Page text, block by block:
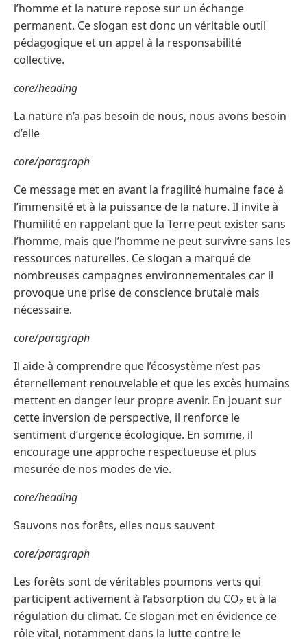
l’homme et la nature repose sur un échange
permanent. Ce slogan est donc un véritable outil
pédagogique et un appel à la responsabilité
collective.
core/heading
La nature n’a pas besoin de nous, nous avons besoin
d’elle
core/paragraph
Ce message met en avant la fragilité humaine face à
l’immensité et à la puissance de la nature. Il invite à
l’humilité en rappelant que la Terre peut exister sans
l’homme, mais que l’homme ne peut survivre sans les
ressources naturelles. Ce slogan a marqué de
nombreuses campagnes environnementales car il
provoque une prise de conscience brutale mais
nécessaire.
core/paragraph
Il aide à comprendre que l’écosystème n’est pas
éternellement renouvelable et que les excès humains
mettent en danger leur propre avenir. En jouant sur
cette inversion de perspective, il renforce le
sentiment d’urgence écologique. En somme, il
encourage une approche respectueuse et plus
mesurée de nos modes de vie.
core/heading
Sauvons nos forêts, elles nous sauvent
core/paragraph
Les forêts sont de véritables poumons verts qui
participent activement à l’absorption du CO₂ et à la
régulation du climat. Ce slogan met en évidence ce
rôle vital, notamment dans la lutte contre le